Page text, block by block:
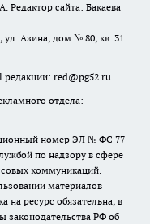
Редактор сайта: Бакаева
ул. Азина, дом № 80, кв. 31
редакции: red@pg52.ru
отдела:
номер ЭЛ № ФС 77 -
по надзору в сфере
коммуникаций.
материалов
на ресурс обязательна, в
законодательства РФ об